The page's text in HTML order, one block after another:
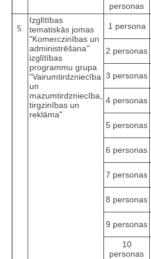
personas
5.
Izglītības
tematiskās jomas
"Komerczinības un
administrēšana''
izglītības
programmu grupa
"Vairumtirdzniecība
un
mazumtirdzniecība,
tirgzinības un
reklāma"
1 persona
2 personas
3 personas
4 personas
5 personas
6 personas
7 personas
8 personas
9 personas
10
personas